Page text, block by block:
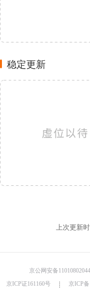
稳定更新
上次更新
京公网安备
京ICP证161160号
┊ 京ICP